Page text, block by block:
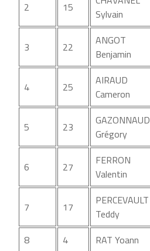
2 15
Sylvain
3 22
ANGOT
Benjamin
4 25
AIRAUD
Cameron
5 23
GAZONNAUD
Grégory
6 27
FERRON
Valentin
7 17
PERCEVAULT
Teddy
8 4 RAT Yoann